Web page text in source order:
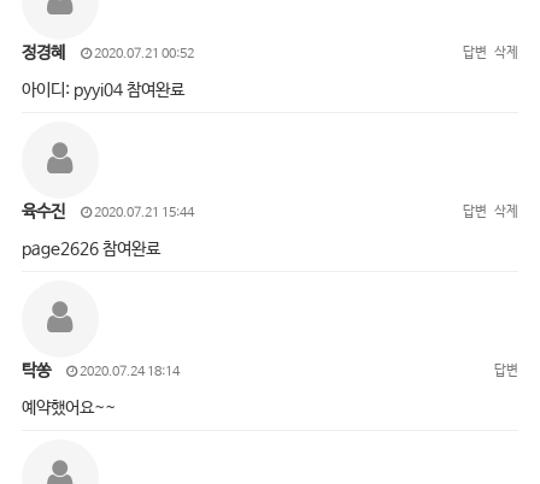
정경혜 2020.07.21 00:52 답변 삭제
아이디: pyyi04 참여완료
육수진 2020.07.21 15:44 답변 삭제
page2626 참여완료
탁쏭 2020.07.24 18:14 답변
예약했어요~~